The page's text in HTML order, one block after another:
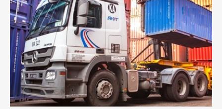
Цена за км. Рассчитывается
индивидуально
- Контейнерные грузоперевозки на специальном
оборудованном транспорте быстро, качественно и
безопасно.
- Наша транспортная компания поможет
организовать доставку в порт и из порта
стандартных контейнеров на контейнеровозе,
шаландах и площадках (открытых кузовах),
используя надежные крепления.